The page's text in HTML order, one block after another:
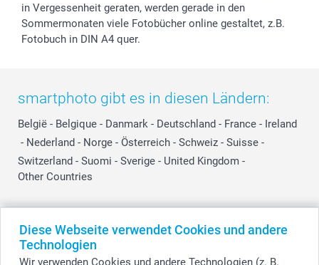
Diese Webseite verwendet Cookies und andere
Technologien
Wir verwenden Cookies und andere Technologien (z. B.
in Vergessenheit geraten, werden gerade in den
Sommermonaten viele Fotobücher online gestaltet, z.B.
Fotobuch in DIN A4 quer.
smartphoto gibt es in diesen Ländern:
België - Belgique - Danmark - Deutschland - France - Ireland
- Nederland - Norge - Österreich - Schweiz - Suisse -
Switzerland - Suomi - Sverige - United Kingdom -
Other Countries
Alle Preise verstehen sich in Schweizer Franken (CHF) inkl. MwSt. und zzgl.
Versandkosten.